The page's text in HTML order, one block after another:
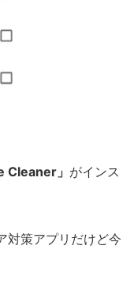
Cleaner」 がインス
対策アプリだけど今